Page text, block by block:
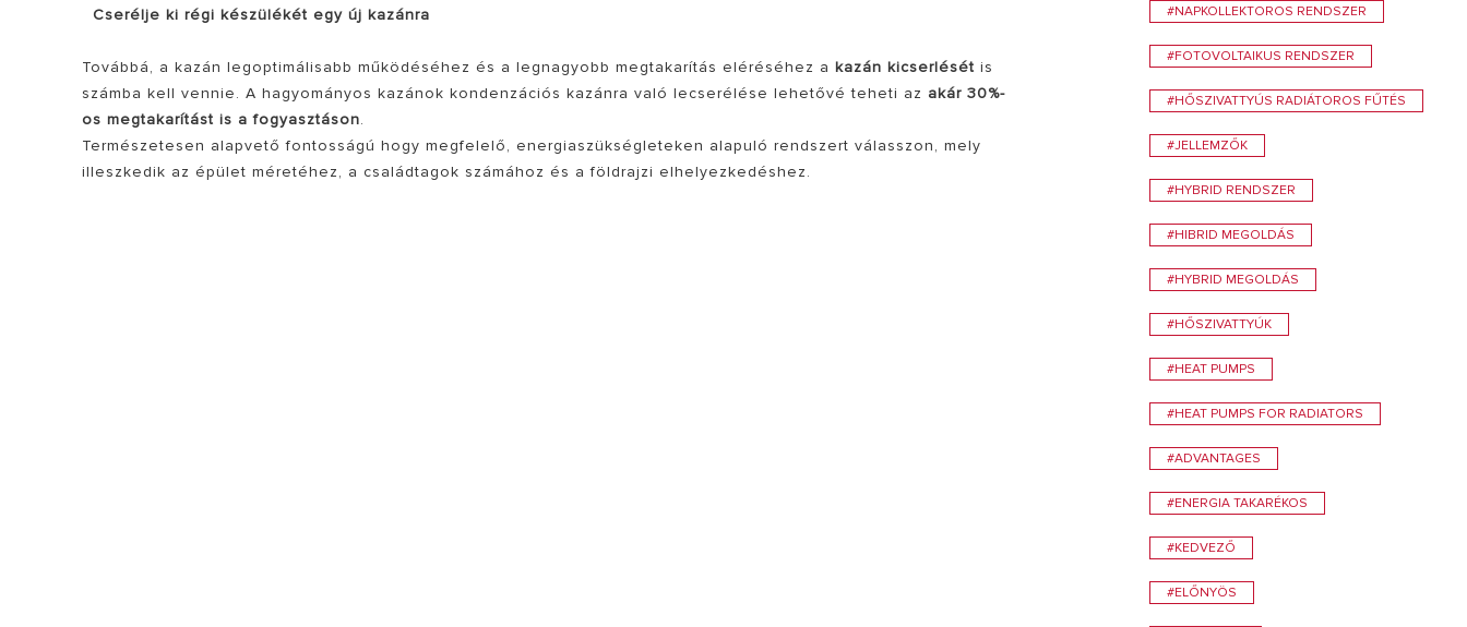
Cserélje ki régi készülékét egy új kazánra
Továbbá, a kazán legoptimálisabb működéséhez és a legnagyobb megtakarítás eléréséhez akazán kicserlésétis
számba kell vennie. A hagyományos kazánok kondenzációs kazánra való lecserélése lehetővé teheti az akár 30%-
os megtakarítást is a fogyasztáson.
Természetesen alapvető fontosságú hogy megfelelő, energiaszükségleteken alapuló rendszert válasszon, mely
illeszkedik az épület méretéhez, a családtagok számához és a földrajzi elhelyezkedéshez.
#NAPKOLLEKTOROS RENDSZER
#FOTOVOLTAIKUS RENDSZER
#HŐSZIVATTYÚS RADIÁTOROS FŰTÉS
#JELLEMZŐK
#HYBRID RENDSZER
#HIBRID MEGOLDÁS
#HYBRID MEGOLDÁS
#HŐSZIVATTYÚK
#HEAT PUMPS
#HEAT PUMPS FOR RADIATORS
#ADVANTAGES
#ENERGIA TAKARÉKOS
#KEDVEZŐ
#ELŐNYÖS